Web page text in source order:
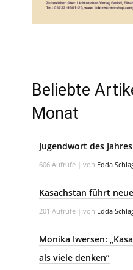
Beliebte
Monat
Jugendwort des
606 Aufrufe | von Edda
Kasachstan führt
201 Aufrufe | von Edda
Monika Iwersen:
als viele denken“